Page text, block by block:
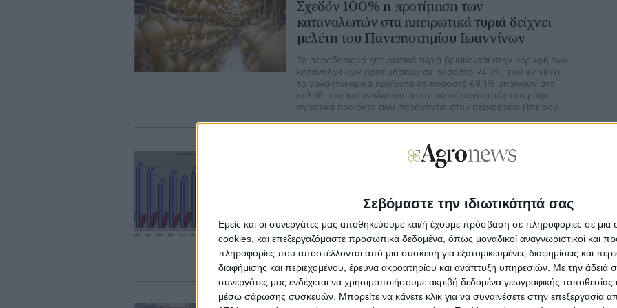
Σεβόμαστε την ιδιωτικότητά σας
Εμείς και οι συνεργάτες μας αποθηκεύουμε και/ή έχουμε πρόσβαση σε πληροφορίες σε
cookies, και επεξεργαζόμαστε προσωπικά δεδομένα, όπως μοναδικοί αναγνωριστικοί και
πληροφορίες που αποστέλλονται από μια συσκευή για εξατομικευμένες διαφημίσεις και
διαφήμισης και περιεχομένου, έρευνα ακροατηρίου και ανάπτυξη υπηρεσιών. Με την άδειά
συνεργάτες μας ενδέχεται να χρησιμοποιήσουμε ακριβή δεδομένα γεωγραφικής τοποθεσίας
μέσω σάρωσης συσκευών. Μπορείτε να κάνετε κλικ για να συναινέσετε στην επεξεργασία
Σχεδόν 100% η προτίμηση των
καταναλωτών στα ηπειρωτικά τυριά δείχνει
μελέτη του Πανεπιστημίου Ιωαννίνων
Τα παραδοσιακά ηπειρωτικά τυριά βρίσκονται στην κορυφή των
καταναλωτικών προτιμήσεων σε ποσοστό 94,3%, ενώ εν γένει
τα γαλακτοκομικά προϊόντα σε ποσοστό 69,4% μπαίνουν στο
καλάθι των καταναλωτών όποτε αυτοί συναντούν στο ράφι
αγροτικά προϊόντα που παράγονται στην περιφέρεια Ηπείρου.
Μικρότερες του αναμενόμενου οι επιπτώσεις
Η ΚΕΟΣΟΕ επεξεργάστηκε στοιχεία της ΕΛΣΤΑΤ για τις
εξαγωγές ελληνικού κρασιού για το 2020 και αποδεικνύει με τα
έως τώρα στοιχεία, ότι η πανδημία Covid-19 έπληξε την
συγκεκριμένη βιομηχανία λιγότερο από το αναμενόμενο.